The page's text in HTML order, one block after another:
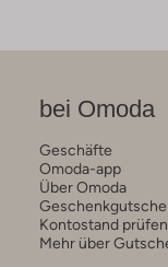
bei Omoda
Geschäfte
Omoda-app
Über Omoda
Kontostand prüfen
Mehr über